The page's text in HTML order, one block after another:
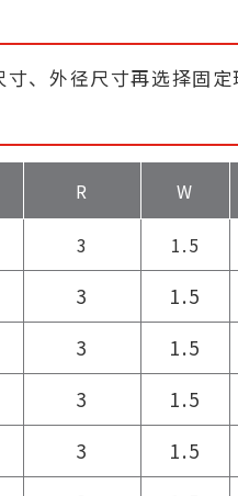
、外径尺寸再选择固
R W
3 1.5
3 1.5
3 1.5
3 1.5
3 1.5